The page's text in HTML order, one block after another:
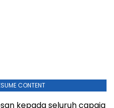
CONTENT
kepada seluruh capaja